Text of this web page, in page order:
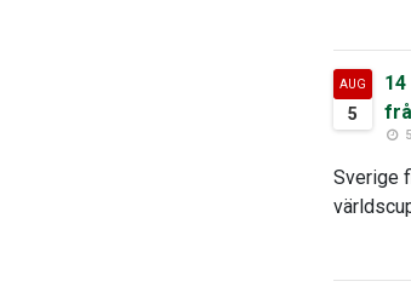
AUG
5
Sverige